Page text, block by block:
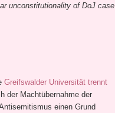
unconstitutionality of DoJ case
Greifswalder Universität trennt
der Machtübernahme der
einen Grund